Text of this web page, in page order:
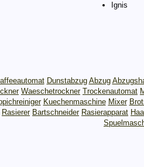
Ignis
Dunstabzug Abzug
Waeschetrockner Trockenautomat
Kuechenmaschine Mixer
Rasierer Bartschneider Rasierapparat